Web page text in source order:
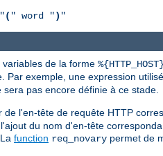
( " word ") "
de la forme %{HTTP_HOST}
Par exemple, une expression
sera pas encore définie à ce stade.
l'en-tête de requête HTTP
du nom d'en-tête
function req_novary permet de